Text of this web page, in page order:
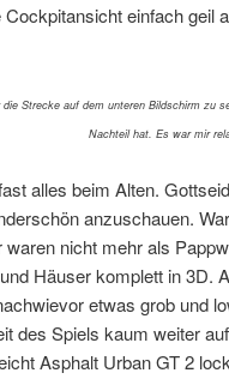
Cockpitansicht einfach geil
Strecke auf dem unteren Bildschirm zu
Nachteil hat. Es war mir
alles beim Alten.
anzuschauen.
waren nicht mehr als
Häuser komplett in 3D.
etwas grob und
des Spiels kaum weiter
Asphalt Urban GT 2